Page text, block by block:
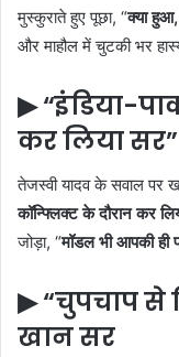
मुस्कुराते हुए पूछा, “क्या
और माहौल में चुटकी भर
▶ “इंडिया-
कर लिया
तेजस्वी यादव के सवाल पर
कॉन्फ्लिक्ट के दौरान कर
जोड़ा, “मॉडल भी आपकी ही
▶ “चुपचाप से
खान सर